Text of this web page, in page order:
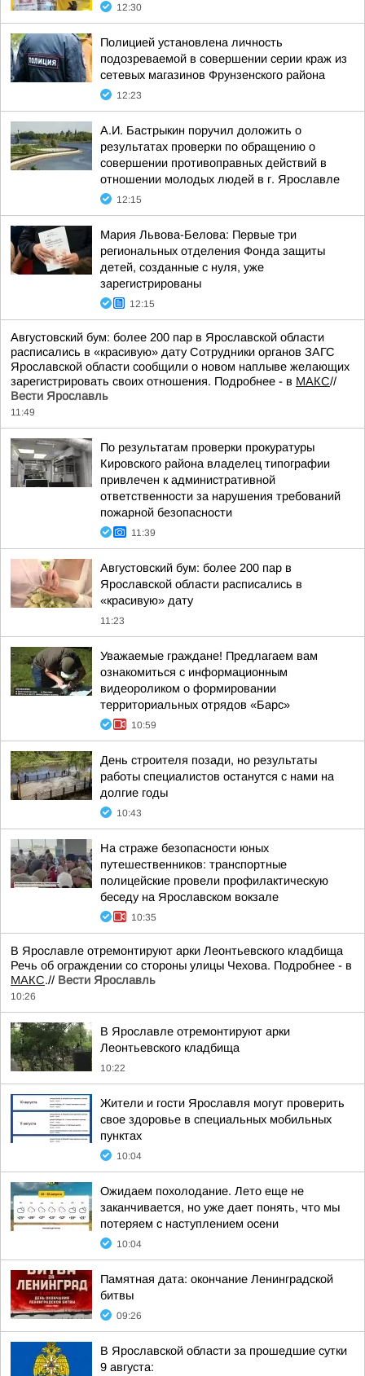
12:30
Полицией установлена личность
подозреваемой в совершении серии краж из
сетевых магазинов Фрунзенского района
12:23
А.И. Бастрыкин поручил доложить о
результатах проверки по обращению о
совершении противоправных действий в
отношении молодых людей в г. Ярославле
12:15
Мария Львова-Белова: Первые три
региональных отделения Фонда защиты
детей, созданные с нуля, уже
зарегистрированы
12:15
Августовский бум: более 200 пар в Ярославской области
расписались в «красивую» дату Сотрудники органов ЗАГС
Ярославской области сообщили о новом наплыве желающих
зарегистрировать своих отношения. Подробнее - в МАКС//
Вести Ярославль
11:49
По результатам проверки прокуратуры
Кировского района владелец типографии
привлечен к административной
ответственности за нарушения требований
пожарной безопасности
11:39
Августовский бум: более 200 пар в
Ярославской области расписались в
«красивую» дату
11:23
Уважаемые граждане! Предлагаем вам
ознакомиться с информационным
видеороликом о формировании
территориальных отрядов «Барс»
10:59
День строителя позади, но результаты
работы специалистов останутся с нами на
долгие годы
10:43
На страже безопасности юных
путешественников: транспортные
полицейские провели профилактическую
беседу на Ярославском вокзале
10:35
В Ярославле отремонтируют арки Леонтьевского кладбища
Речь об ограждении со стороны улицы Чехова. Подробнее - в
МАКС.// Вести Ярославль
10:26
В Ярославле отремонтируют арки
Леонтьевского кладбища
10:22
Жители и гости Ярославля могут проверить
свое здоровье в специальных мобильных
пунктах
10:04
Ожидаем похолодание. Лето еще не
заканчивается, но уже дает понять, что мы
потеряем с наступлением осени
10:04
Памятная дата: окончание Ленинградской
битвы
09:26
В Ярославской области за прошедшие сутки
9 августа: